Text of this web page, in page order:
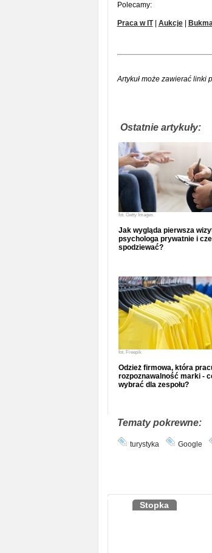
Polecamy:
Praca w IT| Aukcje|
Artykuł może zawierać linki
Ostatnie artykuły:
fot. Getty Images
Jak wygląda pierwsza
psychologa prywatnie i
spodziewać?
fot. Freepik
Odzież firmowa, która
rozpoznawalność marki -
wybrać dla zespołu?
Tematy pokrewne:
turystyka Google
Stopka